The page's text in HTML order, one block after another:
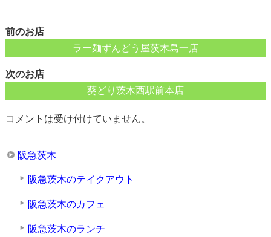
前のお店
ラー麺ずんどう屋茨木島一店
次のお店
葵どり茨木西駅前本店
コメントは受け付けていません。
阪急茨木
阪急茨木のテイクアウト
阪急茨木のカフェ
阪急茨木のランチ